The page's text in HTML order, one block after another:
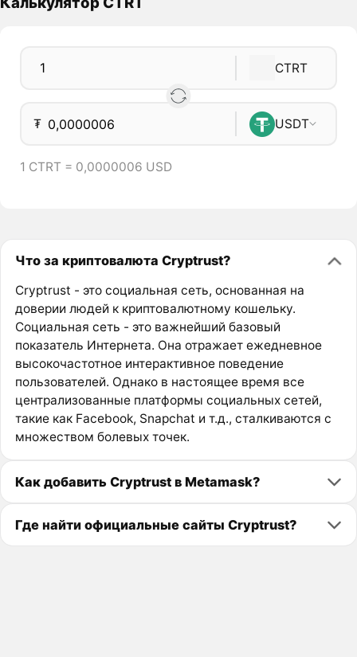
CTRT
₮ USDT
1 CTRT = 0,0000006 USD
Что за криптовалюта Cryptrust?
Cryptrust - это социальная сеть, основанная на
доверии людей к криптовалютному кошельку.
Социальная сеть - это важнейший базовый
показатель Интернета. Она отражает ежедневное
высокочастотное интерактивное поведение
пользователей. Однако в настоящее время все
централизованные платформы социальных сетей,
такие как Facebook, Snapchat и т.д., сталкиваются с
множеством болевых точек.
Как добавить Cryptrust в Metamask?
Где найти официальные сайты Cryptrust?